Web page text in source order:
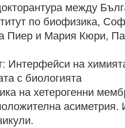
между
по биофизика,
Пиер и Мария Кюри,
Интерфейси на
с биологията
на хетерогенни
асиметрия.